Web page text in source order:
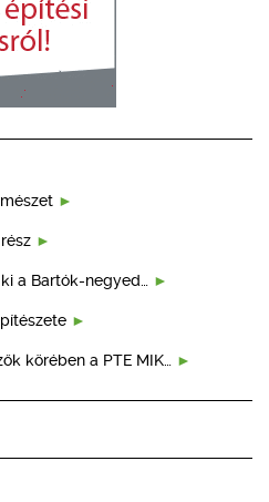
a Bartók-negyed…
körében a PTE MIK…